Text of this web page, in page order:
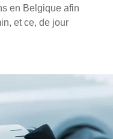
en Belgique afin
et ce, de jour